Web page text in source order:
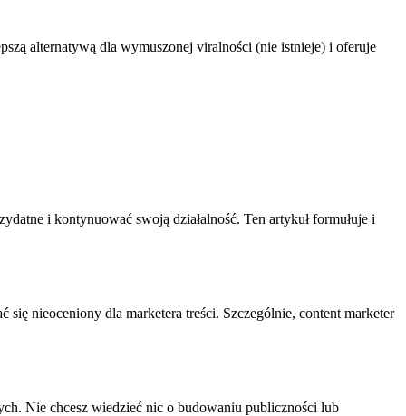
alternatywą dla wymuszonej viralności (nie istnieje) i oferuje
i kontynuować swoją działalność. Ten artykuł formułuje i
się nieoceniony dla marketera treści. Szczególnie, content marketer
Nie chcesz wiedzieć nic o budowaniu publiczności lub